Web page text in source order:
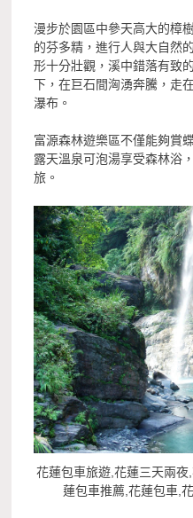
漫步於園區中參天高大的樟
的芬多精，進行人與大自然
形十分壯觀，溪中錯落有致
下，在巨石間洶湧奔騰，走
瀑布。
富源森林遊樂區不僅能夠賞
露天溫泉可泡湯享受森林浴
旅。
花蓮包車旅遊,花蓮三天兩
蓮包車推薦,花蓮包車,